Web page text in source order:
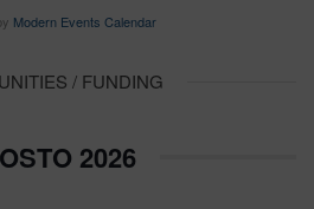
Modern Events Calendar
/ FUNDING
2026